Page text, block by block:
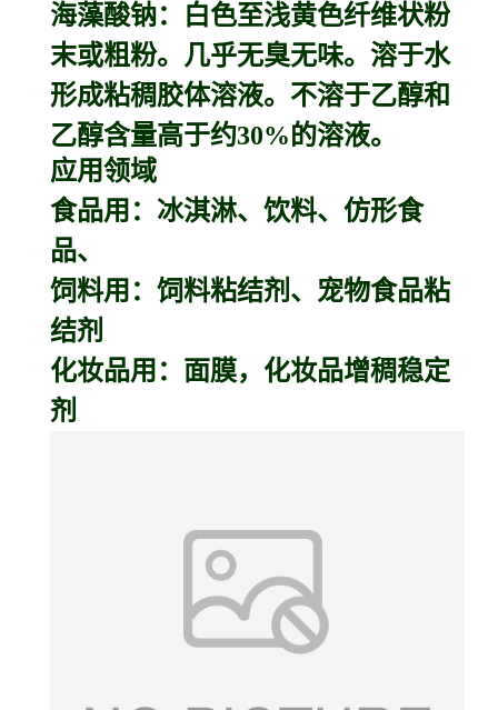
海藻酸钠：
白色至浅黄色纤维状粉
末或粗粉。几乎无臭无味。溶于水
形成粘稠胶体溶液。不溶于乙醇和
乙醇含量高于约30%的溶液。
应用领域
食品用：冰淇淋、饮料、仿形食
品、
饲料用：饲料粘结剂、宠物食品粘
结剂
化妆品用：面膜，化妆品增稠稳定
剂